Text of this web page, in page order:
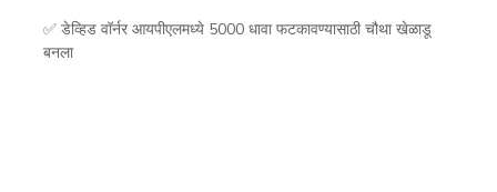
✅ डेव्हिड वॉर्नर आयपीएलमध्ये 5000 धावा फटकावण्यासाठी चौथा खेळाडू
बनला